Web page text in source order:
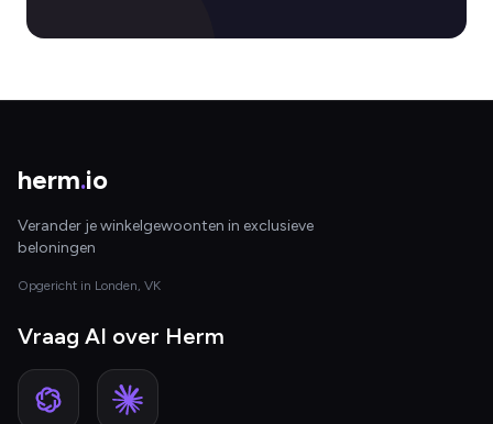
herm.io
Verander je winkelgewoonten in exclusieve
beloningen
Opgericht in Londen, VK
Vraag AI over Herm